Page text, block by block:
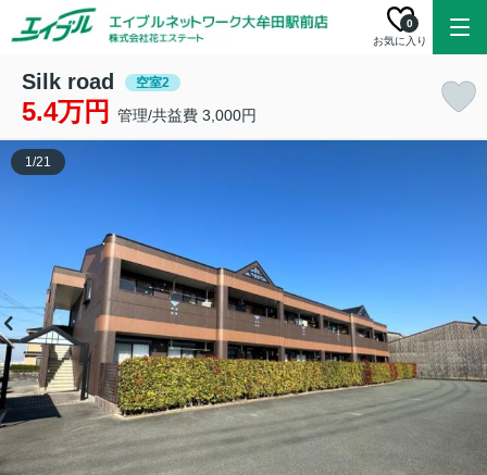
お気に入り
0
Silk road 空室2
5.4万円 管理/共益費 3,000円
1/21